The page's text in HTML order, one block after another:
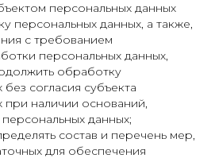
персональных данных
персональных данных, а также,
с требованием
персональных данных,
обработку
согласия субъекта
при наличии оснований,
данных;
состав и перечень мер,
для обеспечения